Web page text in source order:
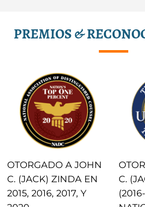
PREMIOS &
OTORGADO A JOHN
C. (JACK) ZINDA EN
2015, 2016, 2017, Y
C.